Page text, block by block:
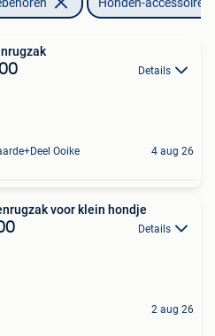
Details
Ooike 4 aug 26
voor klein hondje
Details
2 aug 26